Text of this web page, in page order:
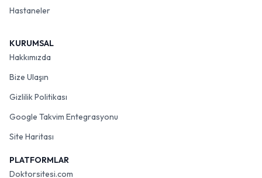
Hastaneler
KURUMSAL
Hakkımızda
Bize Ulaşın
Gizlilik Politikası
Google Takvim Entegrasyonu
Site Haritası
PLATFORMLAR
Doktorsitesi.com